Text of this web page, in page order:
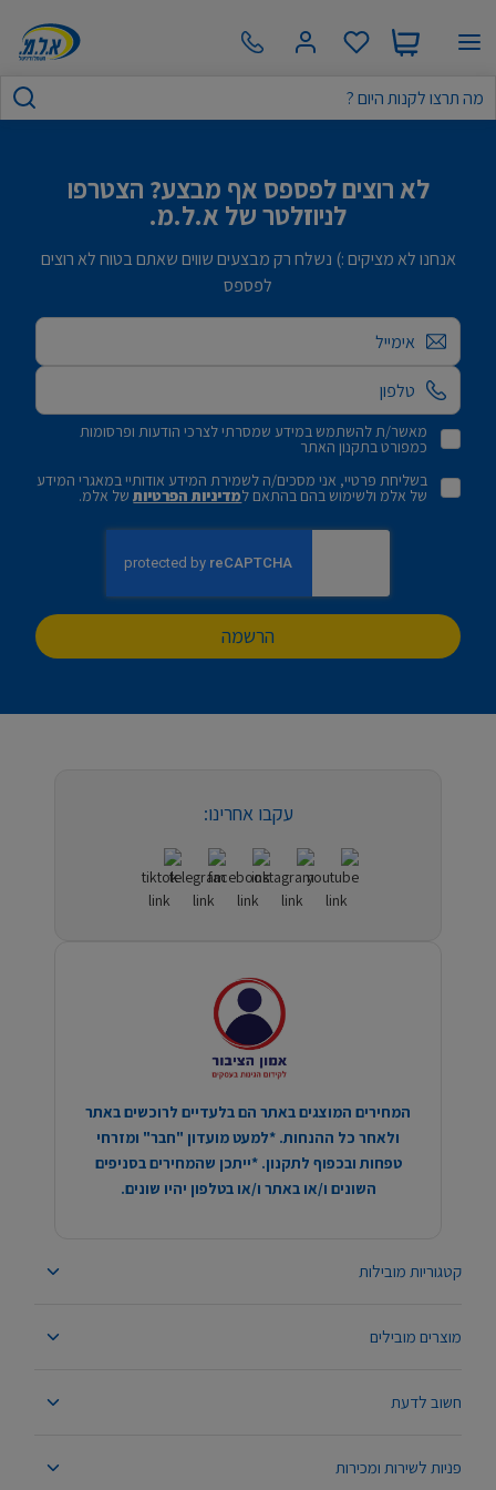
לא רוצים לפספס אף מבצע? הצטרפו
לניוזלטר של א.ל.מ.
אנחנו לא מציקים :) נשלח רק מבצעים שווים שאתם בטוח לא רוצים
לפספס
אימייל
מאשר/ת להשתמש במידע שמסרתי לצרכי הודעות ופרסומות
כמפורט בתקנון האתר
בשליחת פרטיי, אני מסכים/ה לשמירת המידע אודותיי במאגרי המידע
של אלמ ולשימוש בהם בהתאם למדיניות הפרטיותשל אלמ.
הרשמה
קטגוריות מובילות
מוצרים מובילים
חשוב לדעת
פניות לשירות ומכירות
עקבו אחרינו:
המחירים המוצגים באתר הם בלעדיים לרוכשים באתר
ולאחר כל ההנחות. *למעט מועדון "חבר" ומזרחי
טפחות ובכפוף לתקנון. *ייתכן שהמחירים בסניפים
השונים ו/או באתר ו/או בטלפון יהיו שונים.